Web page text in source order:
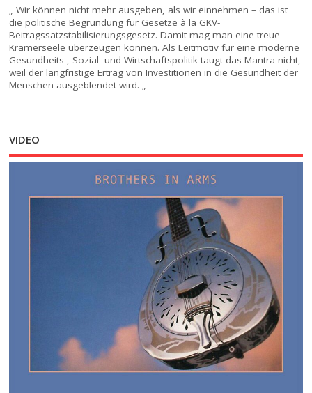
„ Wir können nicht mehr ausgeben, als wir einnehmen – das ist
die politische Begründung für Gesetze à la GKV-
Beitragssatzstabilisierungsgesetz. Damit mag man eine treue
Krämerseele überzeugen können. Als Leitmotiv für eine moderne
Gesundheits-, Sozial- und Wirtschaftspolitik taugt das Mantra nicht,
weil der langfristige Ertrag von Investitionen in die Gesundheit der
Menschen ausgeblendet wird. „
VIDEO